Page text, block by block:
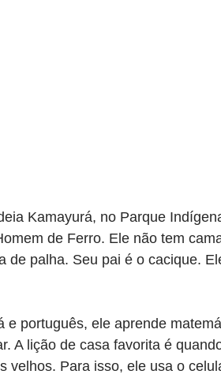
Kamayurá, no Parque
de Ferro. Ele não tem
de palha. Seu pai é o cacique.
e português, ele aprende
A lição de casa favorita é
velhos. Para isso, ele usa o